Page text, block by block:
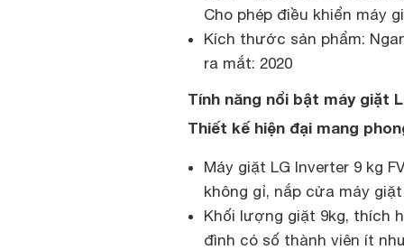
Cho phép điều khiển máy
Kích thước sản phẩm:
ra mắt: 2020
Tính năng nổi bật máy giặt
Thiết kế hiện đại mang
Máy giặt LG Inverter 9 kg
không gỉ, nắp cửa máy
Khối lượng giặt 9kg, thích
đình có số thành viên ít